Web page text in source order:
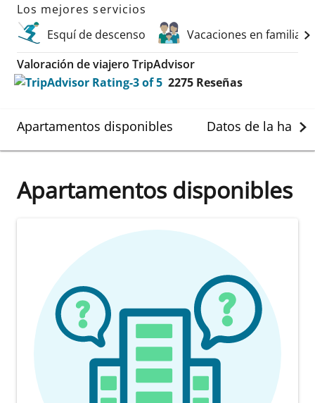
Los mejores servicios
Esquí de descenso
Vacaciones en familia
Valoración de viajero TripAdvisor
2275 Reseñas
Apartamentos disponibles Datos de la
Apartamentos disponibles